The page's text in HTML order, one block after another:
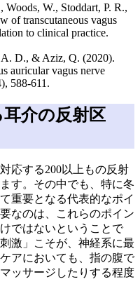
W., Stoddart, P. R.,
of transcutaneous vagus
to clinical practice.
D., & Aziz, Q. (2020).
auricular vagus nerve
588-611.
介の反射区
応する200以上もの反射
す。その中でも、特に冬
重要となる代表的なポイ
なのは、これらのポイン
ではないということで
激」こそが、神経系に最
アにおいても、指の腹で
ッサージしたりする程度